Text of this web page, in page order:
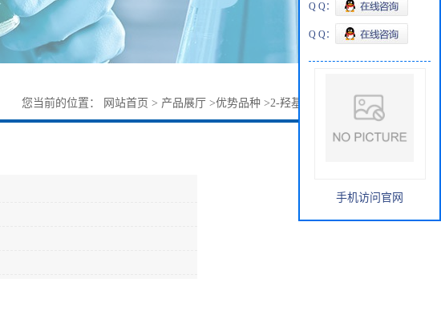
您当前的位置： 网站首页 > 产品展厅 >优势品种 >2-羟基乙酸钾1932-50-9
Q Q：
Q Q：
手机访问官网